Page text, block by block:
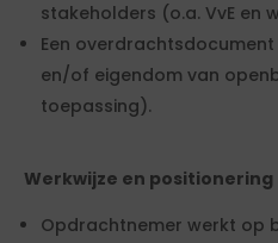
stakeholders (o.a. VvE en
Een
en/of eigendom van
toepassing).
Werkwijze en positionering
Opdrachtnemer werkt op